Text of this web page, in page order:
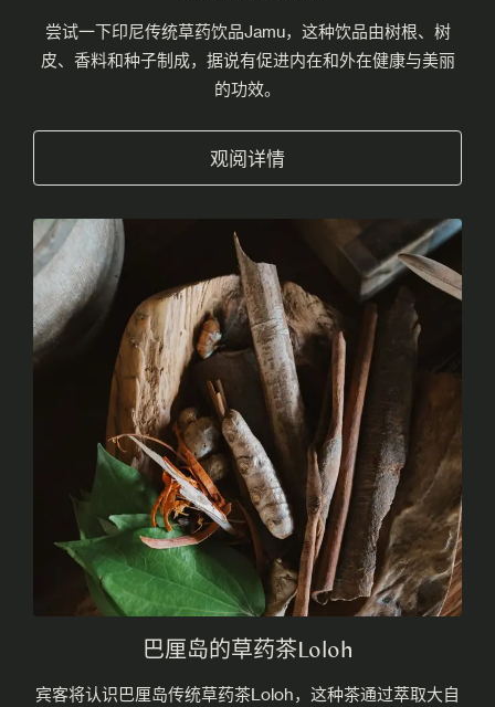
尝试一下印尼传统草药饮品Jamu，这种饮品由树根、树
皮、香料和种子制成，据说有促进内在和外在健康与美丽
的功效。
观阅详情
巴厘岛的草药茶Loloh
宾客将认识巴厘岛传统草药茶Loloh，这种茶通过萃取大自